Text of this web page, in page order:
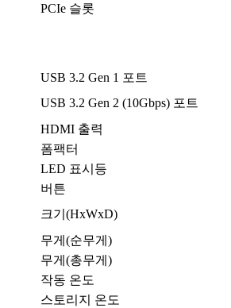
PCIe 슬롯
USB 3.2 Gen 1 포트
USB 3.2 Gen 2 (10Gbps) 포트
HDMI 출력
폼팩터
LED 표시등
버튼
크기(HxWxD)
무게(순무게)
무게(총무게)
작동 온도
스토리지 온도